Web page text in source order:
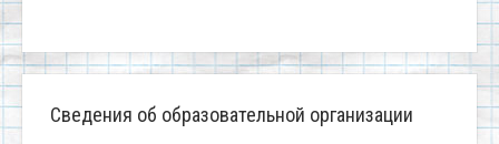
Сведения об образовательной организации